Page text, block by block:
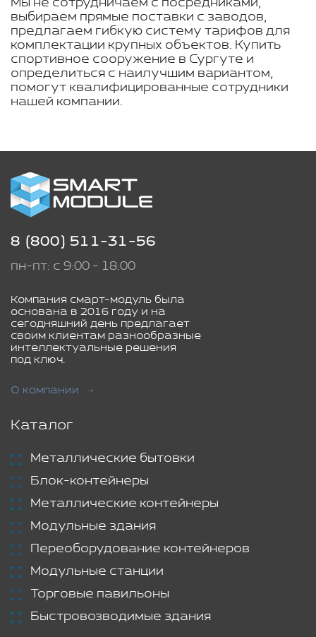
Мы не сотрудничаем с посредниками,
выбираем прямые поставки с заводов,
предлагаем гибкую систему тарифов для
комплектации крупных объектов. Купить
спортивное сооружение в Сургуте и
определиться с наилучшим вариантом,
помогут квалифицированные сотрудники
нашей компании.
8 (800) 511-31-56
пн-пт: с 9:00 - 18:00
Компания смарт-модуль была
основана в 2016 году и на
сегодняшний день предлагает
своим клиентам разнообразные
интеллектуальные решения
под ключ.
О компании
Каталог
Металлические бытовки
Блок-контейнеры
Металлические контейнеры
Модульные здания
Переоборудование контейнеров
Модульные станции
Торговые павильоны
Быстровозводимые здания